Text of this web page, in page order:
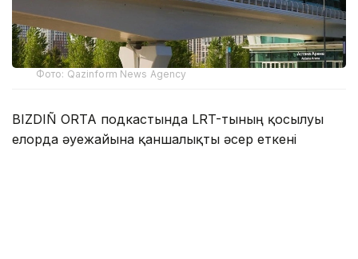
Фото: Qazinform News Agency
BIZDIÑ ORTA подкастында LRT-тының қосылуы
елорда әуежайына қаншалықты әсер еткені